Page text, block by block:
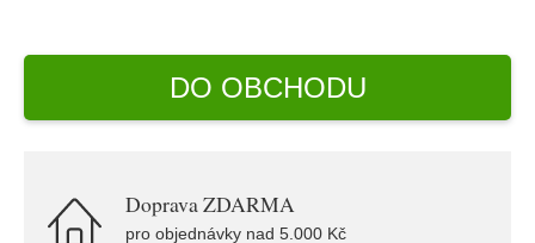
DO OBCHODU
Doprava ZDARMA
pro objednávky nad 5.000 Kč